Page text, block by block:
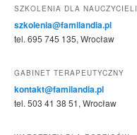
SZKOLENIA DLA NAUCZYCIELI
szkolenia@familandia.pl
tel. 695 745 135, Wrocław
GABINET TERAPEUTYCZNY
kontakt@familandia.pl
tel. 503 41 38 51, Wrocław